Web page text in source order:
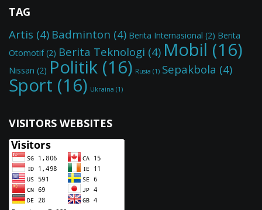
TAG
Artis (4) Badminton (4) Berita Internasional (2) Berita
Otomotif(2) Berita Teknologi (4) Mobil (16)
Nissan (2) Politik (16) Rusia (1) Sepakbola (4)
Sport (16) Ukraina (1)
VISITORS WEBSITES